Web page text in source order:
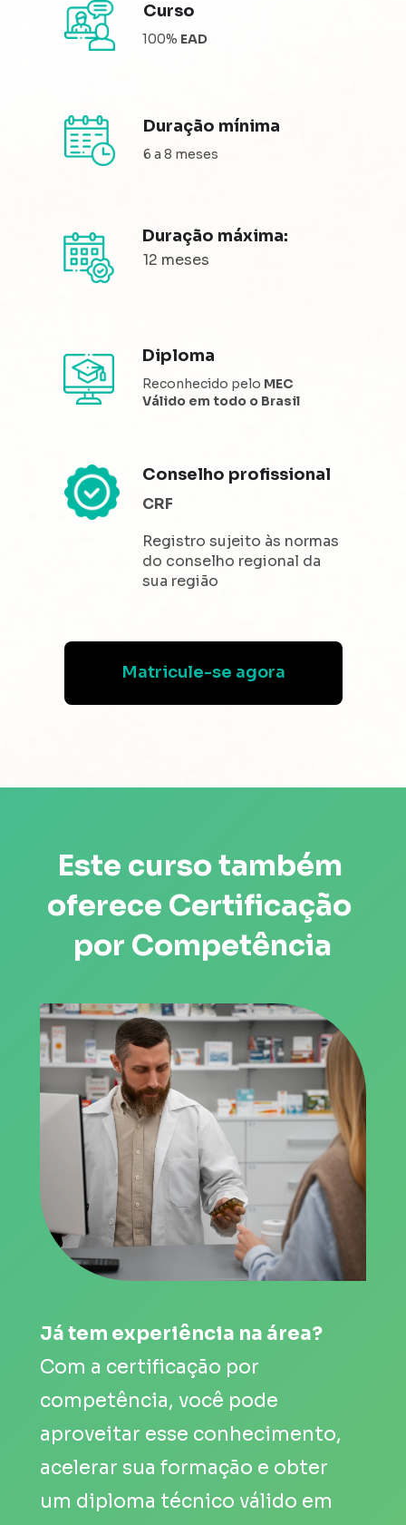
Duração máxima:
12 meses
Diploma
Curso
100% EAD
Reconhecido pelo MEC
Válido em todo o Brasil
Duração mínima
Conselho profissional
6 a 8 meses
CRF
Registro sujeito às normas
do conselho regional da
sua região
Matricule-se agora
Este curso também
oferece Certificação
por Competência
Já tem experiência na área?
Com a certificação por
competência, você pode
aproveitar esse conhecimento,
acelerar sua formação e obter
um diploma técnico válido